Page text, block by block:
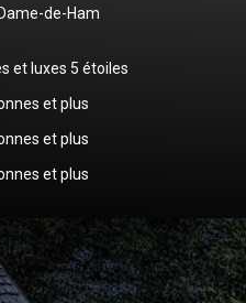
de-Ham
et luxes 5 étoiles
et plus
et plus
et plus